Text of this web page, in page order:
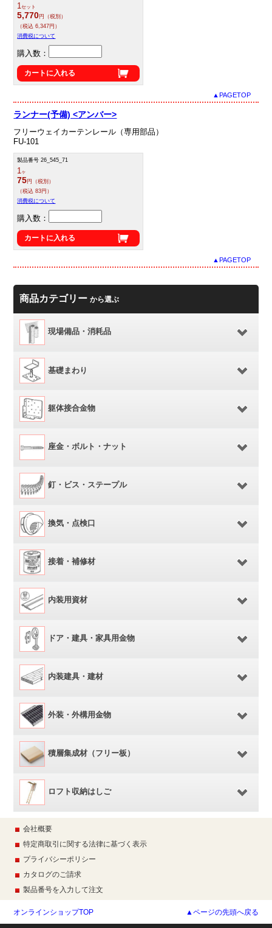
1セット
5,770円（税別）
（税込 6,347円）
消費税について
購入数：
カートに入れる
▲PAGETOP
ランナー(予備) <アンバー>
フリーウェイカーテンレール（専用部品）
FU-101
製品番号 26_545_71
1 ヶ
75円（税別）
（税込 83円）
消費税について
購入数：
カートに入れる
▲PAGETOP
商品カテゴリーから選ぶ
現場備品・消耗品
基礎まわり
躯体接合金物
座金・ボルト・ナット
釘・ビス・ステープル
換気・点検口
接着・補修材
内装用資材
ドア・建具・家具用金物
内装建具・建材
外装・外構用金物
積層集成材（フリー板）
ロフト収納はしご
会社概要
特定商取引に関する法律に基づく表示
プライバシーポリシー
カタログのご請求
製品番号を入力して注文
オンラインショップTOP ▲ページの先頭へ戻る